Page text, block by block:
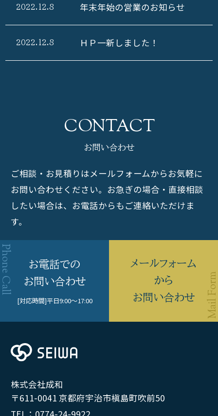
2022.12.8 年末年始の営業のお知らせ
2022.12.8 ＨＰ一新しました！
お問い合わせ
ご相談・お見積りはメールフォームからお気軽に
お問い合わせください。 お急ぎの場合・直接相談
したい場合は、お電話からもご連絡いただけま
す。
お電話での
お問い合わせ
[対応時間]平日9:00〜17:00
メールフォーム
から
お問い合わせ
株式会社成和
〒611-0041 京都府宇治市槇島町吹前50